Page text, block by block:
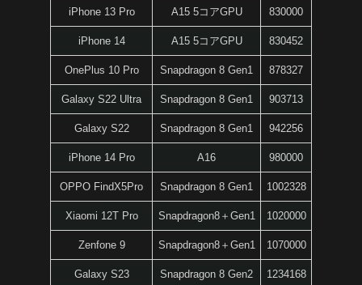
iPhone 13 Pro A15 5コアGPU 830000
iPhone 14 A15 5コアGPU 830452
OnePlus 10 Pro Snapdragon 8 Gen1 878327
Galaxy S22 Ultra Snapdragon 8 Gen1 903713
Galaxy S22 Snapdragon 8 Gen1 942256
iPhone 14 Pro A16 980000
OPPO FindX5Pro Snapdragon 8 Gen1 1002328
Xiaomi 12T Pro Snapdragon8＋Gen1 1020000
Zenfone 9 Snapdragon8＋Gen1 1070000
Galaxy S23 Snapdragon 8 Gen2 1234168